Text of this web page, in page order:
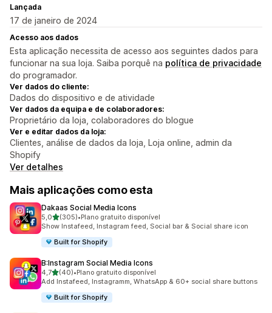
Lançada
17 de janeiro de 2024
Acesso aos dados
Esta aplicação necessita de acesso aos seguintes dados para
funcionar na sua loja. Saiba porquê na política de privacidade
do programador.
Ver dados do cliente:
Dados do dispositivo e de atividade
Ver dados da equipa e de colaboradores:
Proprietário da loja, colaboradores do blogue
Ver e editar dados da loja:
Clientes, análise de dados da loja, Loja online, admin da
Shopify
Ver detalhes
Mais aplicações como esta
Dakaas Social Media Icons
5,0de 5 estrelas
(305)
305 total de avaliações
•Plano gratuito disponível
Show Instafeed, Instagram feed, Social bar & Social share icon
Built for Shopify
B:Instagram Social Media Icons
4,7de 5 estrelas
(40)
40 total de avaliações
•Plano gratuito disponível
Add Instafeed, Instagramm, WhatsApp & 60+ social share buttons
Built for Shopify